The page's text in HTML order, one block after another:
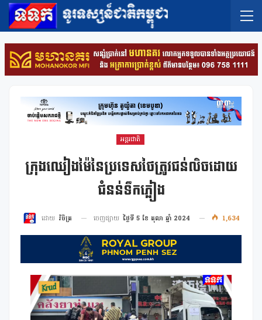
អន្តរជាតិ
ក្រុងឈៀងម៉ៃនៃប្រទេសថៃត្រូវជន់លិចដោយ
ជំនន់ទឹកភ្លៀង
ដោយ វិចិត្រ ចេញផ្សាយ ថ្ងៃទី 5 ខែ តុលា ឆ្នាំ 2024 1,634